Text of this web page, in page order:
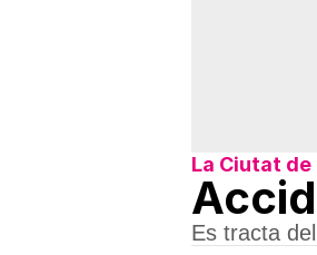
La Ciutat de
Es tracta